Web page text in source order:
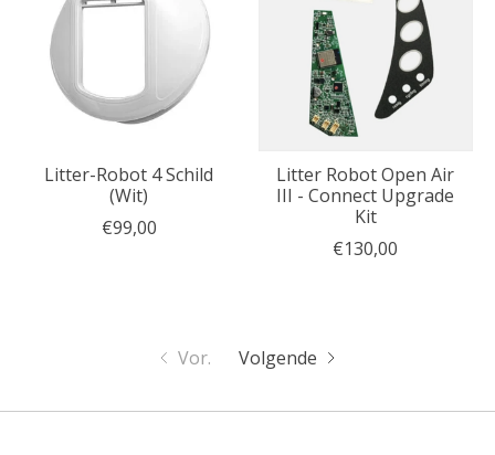
Litter-Robot 4 Schild
(Wit)
€99,00
Litter Robot Open Air
III - Connect Upgrade
Kit
€130,00
Vor. Volgende